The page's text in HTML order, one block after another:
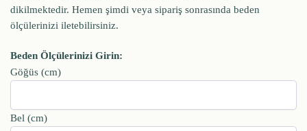
dikilmektedir. Hemen şimdi veya sipariş sonrasında beden
ölçülerinizi iletebilirsiniz.
Beden Ölçülerinizi Girin:
Göğüs (cm)
Bel (cm)